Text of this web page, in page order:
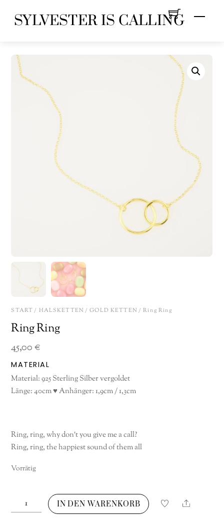
Menu
SYLVESTER IS CALLING
START/ HALSKETTEN /GOLD KETTEN / Ring Ring
Ring Ring
45,00€
MATERIAL
Material: 925 Sterling Silber vergoldet
Länge: 40cm ♥ Anhänger: 1,9cm / 1,3cm
Ring, ring, why don′t you give me a call?
Ring, ring, the happiest sound of them all
Vorrätig
Ring
Ring
IN DEN WARENKORB Share